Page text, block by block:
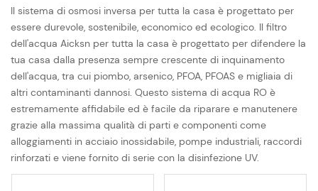
Il sistema di osmosi inversa per tutta la casa è progettato per
essere durevole, sostenibile, economico ed ecologico. Il filtro
dell'acqua Aicksn per tutta la casa è progettato per difendere la
tua casa dalla presenza sempre crescente di inquinamento
dell'acqua, tra cui piombo, arsenico, PFOA, PFOAS e migliaia di
altri contaminanti dannosi. Questo sistema di acqua RO è
estremamente affidabile ed è facile da riparare e manutenere
grazie alla massima qualità di parti e componenti come
alloggiamenti in acciaio inossidabile, pompe industriali, raccordi
rinforzati e viene fornito di serie con la disinfezione UV.